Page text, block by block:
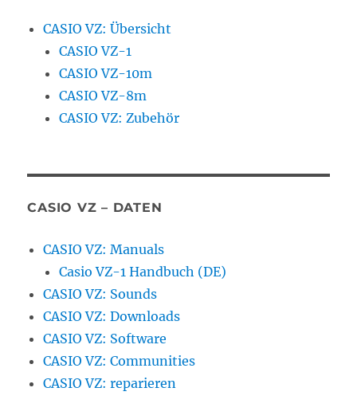
CASIO VZ: Übersicht
CASIO VZ-1
CASIO VZ-10m
CASIO VZ-8m
CASIO VZ: Zubehör
CASIO VZ – DATEN
CASIO VZ: Manuals
Casio VZ-1 Handbuch (DE)
CASIO VZ: Sounds
CASIO VZ: Downloads
CASIO VZ: Software
CASIO VZ: Communities
CASIO VZ: reparieren